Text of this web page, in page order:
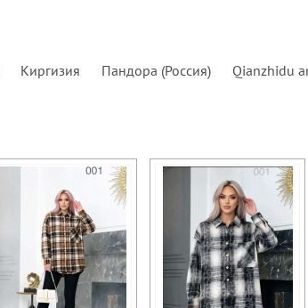
Киргизия Пандора (Россия) Qianzhidu